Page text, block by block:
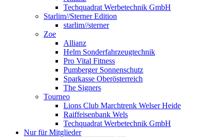
Techquadrat Werbetechnik GmbH
Starlim//Sterner Edition
starlim//sterner
Zoe
Allianz
Helm Sonderfahrzeugtechnik
Pro Vital Fitness
Pumberger Sonnenschutz
Sparkasse Oberösterreich
The Signers
Tourneo
Lions Club Marchtrenk Welser Heide
Raiffeisenbank Wels
Techquadrat Werbetechnik GmbH
Nur für Mitglieder